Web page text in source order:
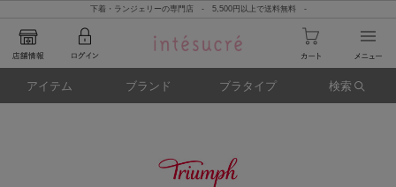
下着・ランジェリーの専門店 - 5,500円以上で送料無料 -
アイテム ブランド ブラタイプ 検索